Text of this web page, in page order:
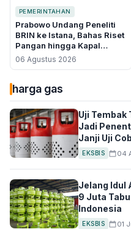
PEMERINTAHAN
Prabowo Undang Peneliti
BRIN ke Istana, Bahas Riset
Pangan hingga Kapal
Bertenaga Surya
06 Agustus 2026
harga gas
Uji Tembak
Jadi
Janji Uji
EKSBIS 04
Jelang Idul
9 Juta
Indonesia
EKSBIS 01